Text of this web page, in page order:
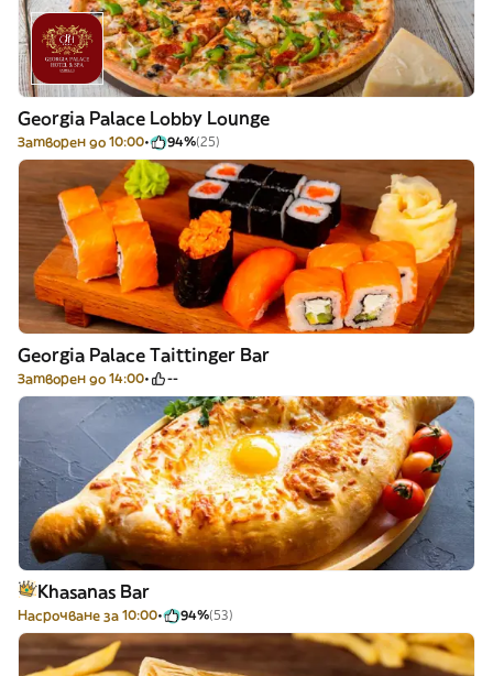
Georgia Palace Lobby Lounge
Затворен до 10:00 94%(25)
Georgia Palace Taittinger Bar
Затворен до 14:00 --
Khasanas Bar
Насрочване за 10:00 94%(53)